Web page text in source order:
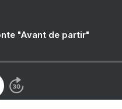
"Avant de partir"